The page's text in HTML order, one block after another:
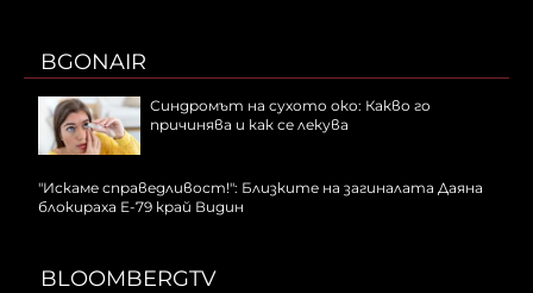
BGONAIR
Синдромът на сухото око: Какво го
причинява и как се лекува
"Искаме справедливост!": Близките на загиналата Даяна
блокираха Е-79 край Видин
BLOOMBERGTV